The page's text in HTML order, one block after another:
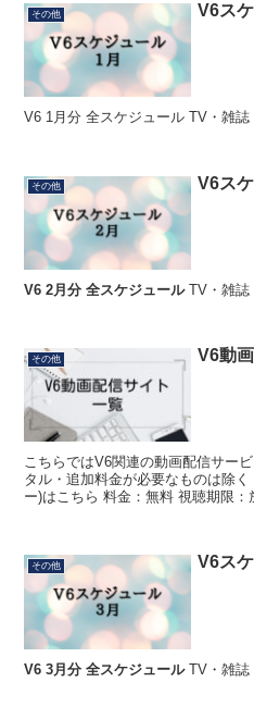
その他 V6ス
V6 1月分 全スケジュール TV・雑
その他 V6ス
V6 2月分 全スケジュールTV・雑誌
その他 V6動
こちらではV6関連の動画配信サー
タル・追加料金が必要なものは除
ー)はこちら 料金：無料 視聴期限
その他 V6ス
V6 3月分 全スケジュールTV・雑誌